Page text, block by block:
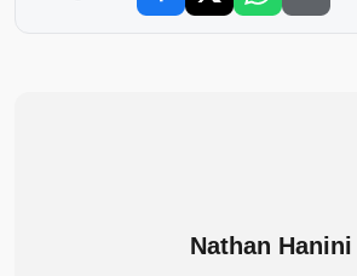
Nathan Hanini